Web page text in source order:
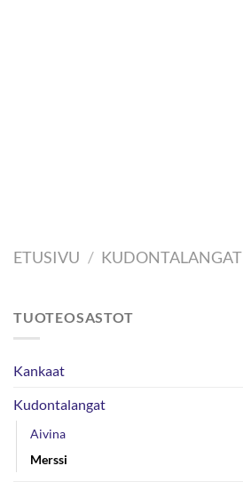
ETUSIVU / KUDONTALANGAT
TUOTEOSASTOT
Kankaat
Kudontalangat
Aivina
Merssi